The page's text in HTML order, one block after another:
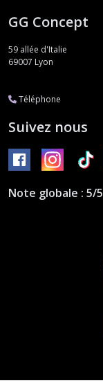
GG Concept
59 allée d'Italie
69007 Lyon
Téléphone
Suivez nous
Note globale : 5/5